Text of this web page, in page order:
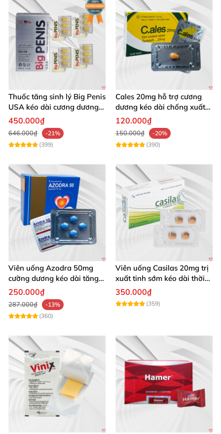
Thuốc tăng sinh lý Big Penis
USA kéo dài cương dương
chống xuất tinh sớm
450.000₫
646.000₫
-21%
(399)
Cales 20mg hỗ trợ cương
dương kéo dài chống xuất
tinh sớm thành phần
120.000₫
150.000₫
-20%
(390)
Viên uống Azodra 50mg
cường dương kéo dài tăng
sinh lý nam
250.000₫
287.000₫
-13%
(360)
Viên uống Casilas 20mg trị
xuất tinh sớm kéo dài thời
gian quan hệ
350.000₫
(359)